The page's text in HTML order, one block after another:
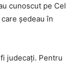
cunoscut pe Cel
şedeau în
judecaţi. Pentru